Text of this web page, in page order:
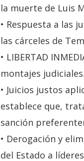
la muerte de Luis
• Respuesta a las
las cárceles de
• LIBERTAD
montajes judiciales.
• Juicios justos
establece que,
sanción
• Derogación y
del Estado a